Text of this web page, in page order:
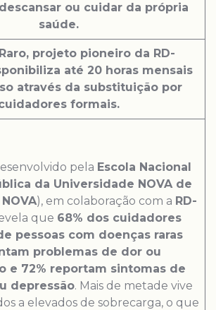
ou cuidar da própria
saúde.
projeto pioneiro da RD-
até 20 horas mensais
através da substituição por
formais.
pela Escola Nacional
da Universidade NOVA de
), em colaboração com a RD-
que 68% dos cuidadores
pessoas com doenças raras
problemas de dor ou
e 72% reportam sintomas de
depressão. Mais de metade vive
a elevados de sobrecarga, o que